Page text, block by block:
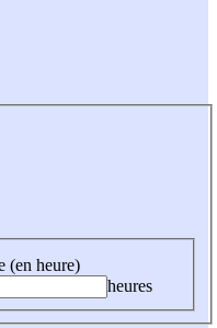
(en heure)
heures